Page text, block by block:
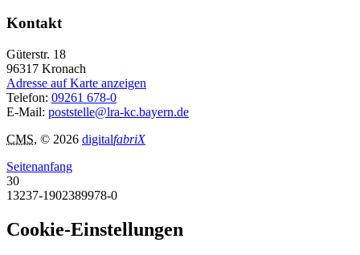
Kontakt
Güterstr. 18
96317 Kronach
Adresse auf Karte anzeigen
Telefon: 09261 678-0
E-Mail: poststelle@lra-kc.bayern.de
CMS, © 2026 digitalfabriX
Seitenanfang
30
13237-1902389978-0
Cookie-Einstellungen